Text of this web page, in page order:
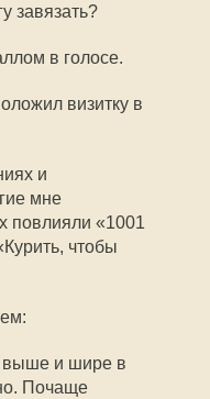
завязать?
в голосе.
визитку в
и
мне
повлияли «1001
чтобы
выше и шире в
Почаще